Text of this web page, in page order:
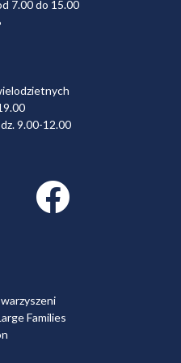
7.00 do 15.00
9.00-12.00
Facebook link
Families